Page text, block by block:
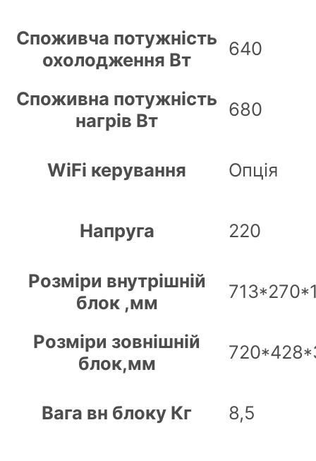
Споживча потужність
охолодження Вт
640
Споживна потужність
нагрів Вт
680
WiFi керування Опція
Напруга 220
Розміри внутрішній
блок ,мм
Розміри зовнішній
блок,мм
Вага вн блоку Кг 8,5